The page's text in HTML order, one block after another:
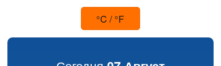
°C / °F